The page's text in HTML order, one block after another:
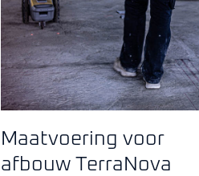
Maatvoering voor
afbouw TerraNova